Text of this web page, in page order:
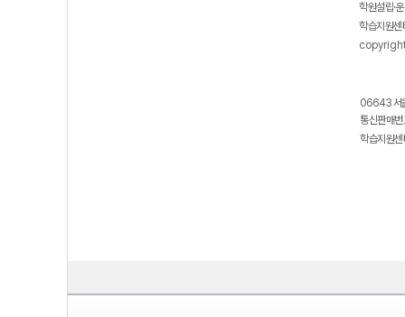
학원설립·
학습지원
06643 서
통신판매
학습지원